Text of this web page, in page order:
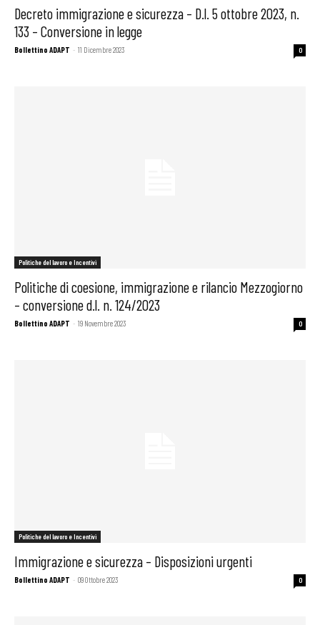
Decreto immigrazione e sicurezza – D.l. 5 ottobre 2023, n.
133 – Conversione in legge
Bollettino ADAPT - 11 Dicembre 2023 0
Politiche del lavoro e Incentivi
Politiche di coesione, immigrazione e rilancio Mezzogiorno
– conversione d.l. n. 124/2023
Bollettino ADAPT - 19 Novembre 2023 0
Politiche del lavoro e Incentivi
Immigrazione e sicurezza – Disposizioni urgenti
Bollettino ADAPT - 09 Ottobre 2023 0